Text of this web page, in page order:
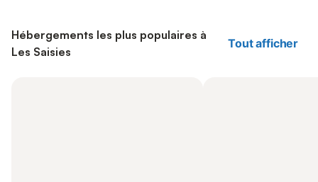
Hébergements les plus populaires à
Les Saisies
Tout afficher